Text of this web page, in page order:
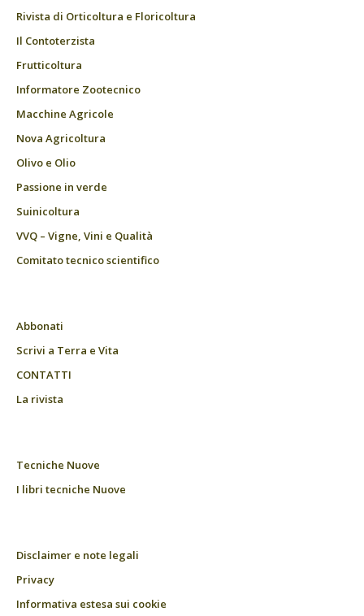
Rivista di Orticoltura e Floricoltura
Il Contoterzista
Frutticoltura
Informatore Zootecnico
Macchine Agricole
Nova Agricoltura
Olivo e Olio
Passione in verde
Suinicoltura
VVQ – Vigne, Vini e Qualità
Comitato tecnico scientifico
Abbonati
Scrivi a Terra e Vita
CONTATTI
La rivista
Tecniche Nuove
I libri tecniche Nuove
Disclaimer e note legali
Privacy
Informativa estesa sui cookie